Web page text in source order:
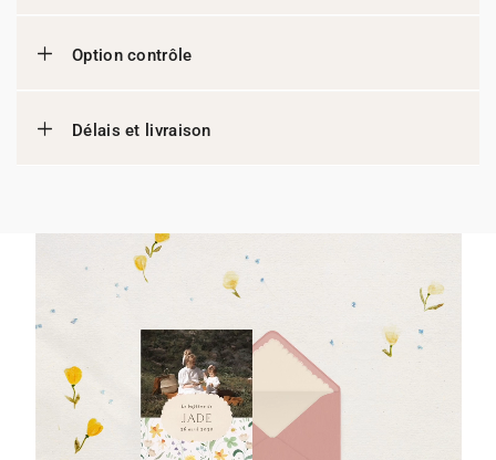
Option contrôle
Délais et livraison